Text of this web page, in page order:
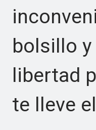
bolsillo
libertad
te lleve